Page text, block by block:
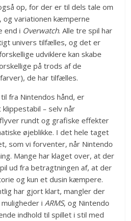
op, for der er til dels tale om
og variationen kæmperne
end i Overwatch. Alle tre spil har
univers tilfælles, og det er
udviklere kan skabe
på trods af de
de har tilfælles.
fra Nintendos hånd, er
– selv når
rundt og grafiske effekter
øjeblikke. I det hele taget
som vi forventer, når Nintendo
Mange har klaget over, at der
ud fra betragtningen af, at der
og kun et dusin kæmpere.
har gjort klart, mangler der
muligheder iARMS, og Nintendo
indhold til spillet i stil med